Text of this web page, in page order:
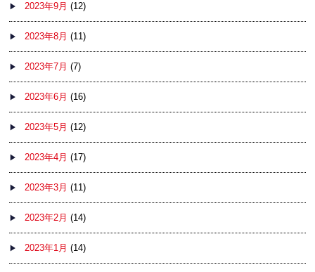
2023年9月 (12)
2023年8月 (11)
2023年7月 (7)
2023年6月 (16)
2023年5月 (12)
2023年4月 (17)
2023年3月 (11)
2023年2月 (14)
2023年1月 (14)